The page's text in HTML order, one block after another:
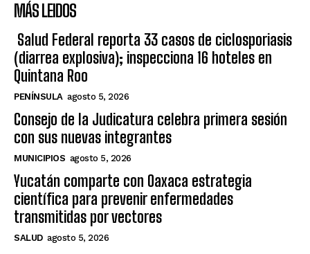
MÁS LEIDOS
Salud Federal reporta 33 casos de ciclosporiasis
(diarrea explosiva); inspecciona 16 hoteles en
Quintana Roo
PENÍNSULA agosto 5, 2026
Consejo de la Judicatura celebra primera sesión
con sus nuevas integrantes
MUNICIPIOS agosto 5, 2026
Yucatán comparte con Oaxaca estrategia
científica para prevenir enfermedades
transmitidas por vectores
SALUD agosto 5, 2026